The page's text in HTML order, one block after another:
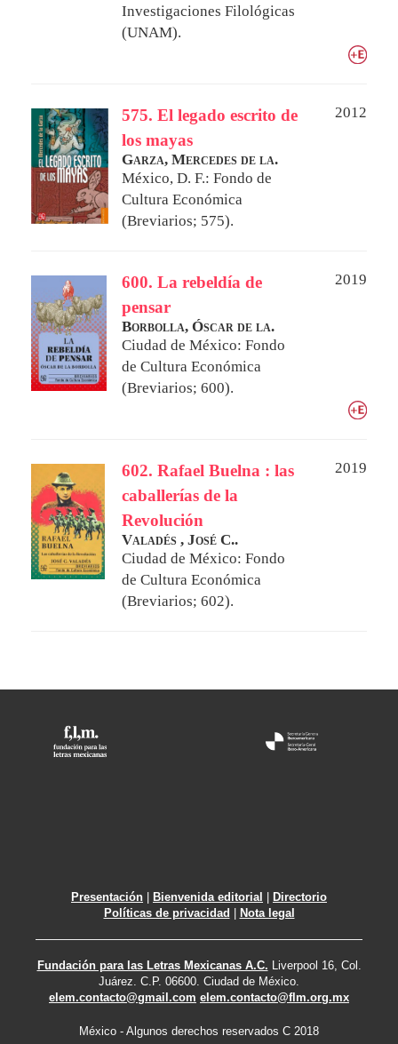
Investigaciones Filológicas
(UNAM).
575. El legado escrito de
los mayas
2012
Garza, Mercedes de la.
México, D. F.: Fondo de
Cultura Económica
(Breviarios; 575).
600. La rebeldía de
pensar
2019
Borbolla, Óscar de la.
Ciudad de México: Fondo
de Cultura Económica
(Breviarios; 600).
602. Rafael Buelna : las
caballerías de la
Revolución
2019
Valadés , José C..
Ciudad de México: Fondo
de Cultura Económica
(Breviarios; 602).
Presentación Bienvenida editorial
Directorio
Políticas de privacidad
Nota legal
Fundación para las Letras Mexicanas A.C. Liverpool 16, Col.
Juárez. C.P. 06600. Ciudad de México.
elem.contacto@gmail.com elem.contacto@flm.org.mx
México - Algunos derechos reservados C 2018